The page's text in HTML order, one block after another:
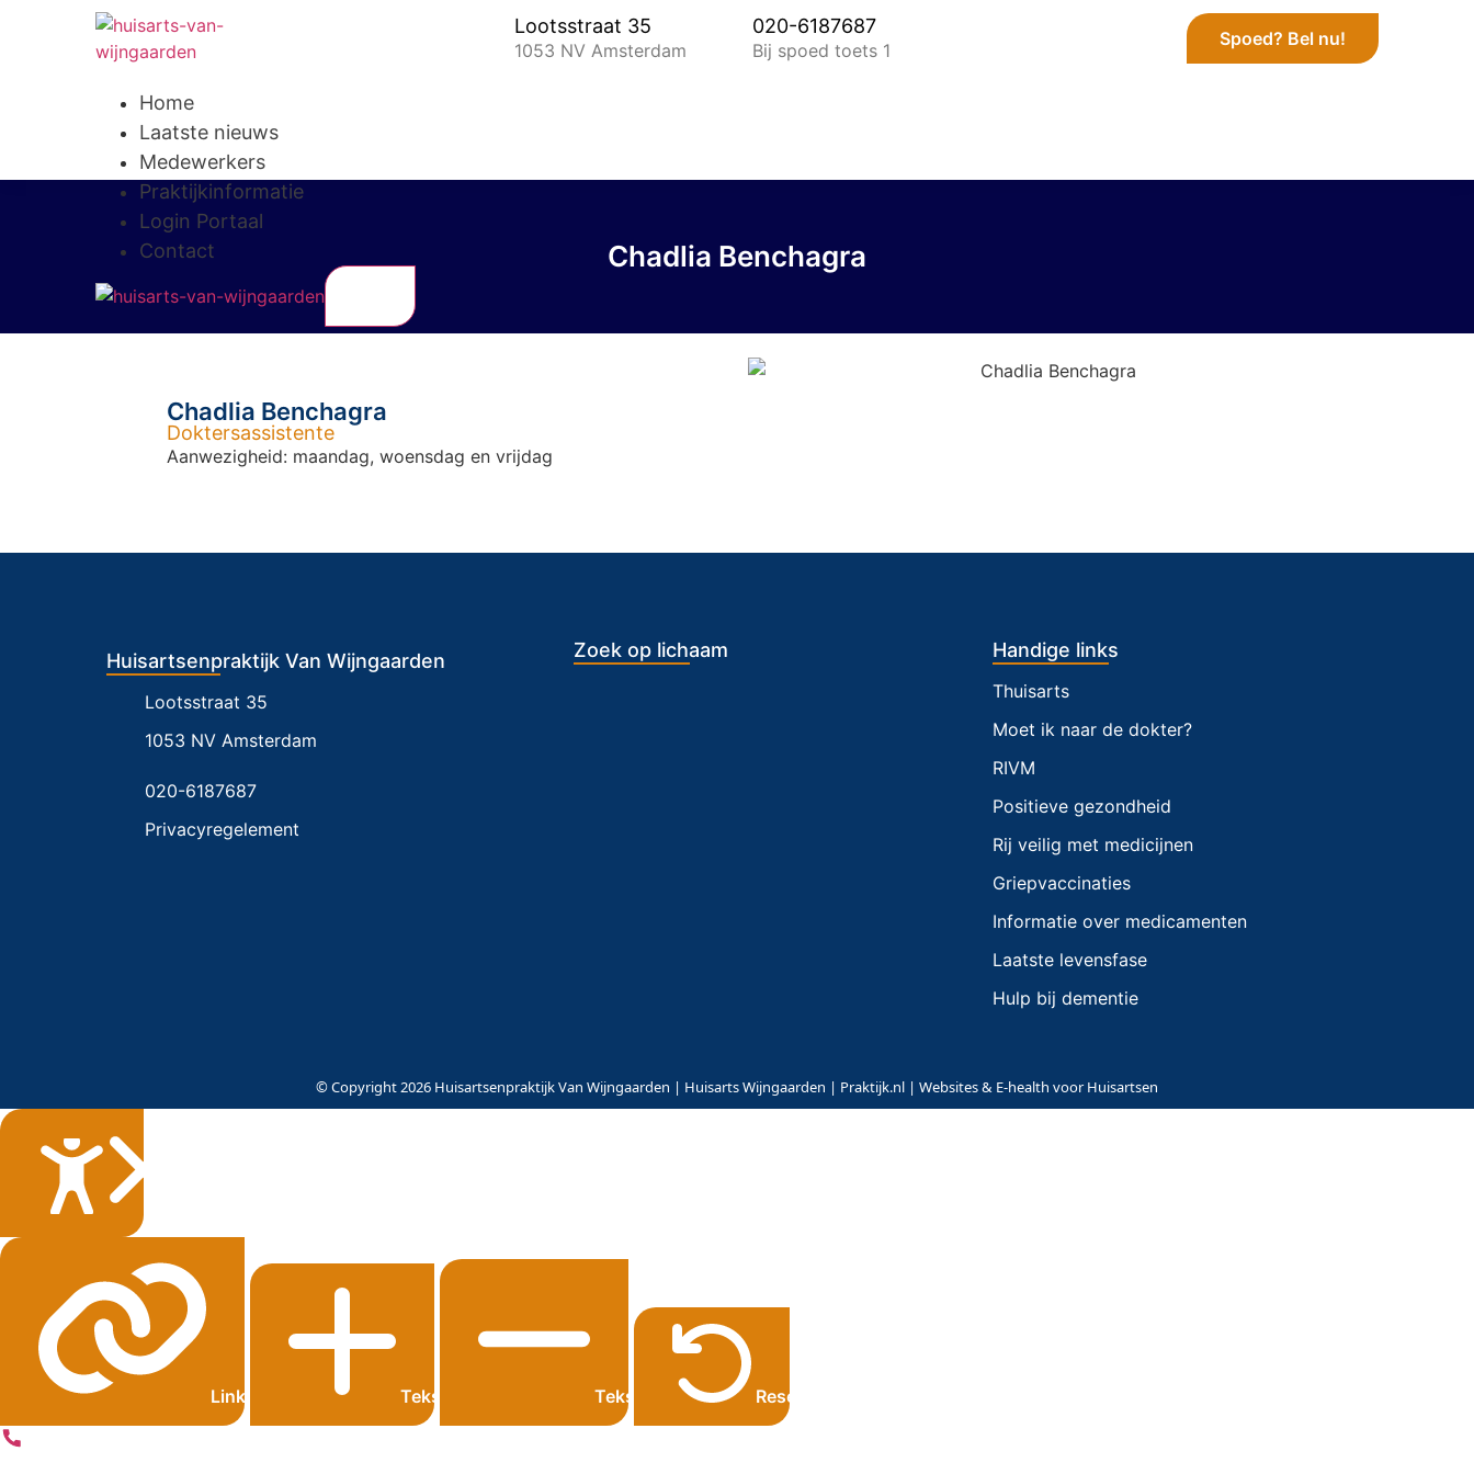
Lootsstraat 35
1053 NV Amsterdam
020-6187687
Bij spoed toets 1
Spoed? Bel nu!
Home
Laatste nieuws
Medewerkers
Praktijkinformatie
Login Portaal
Contact
Chadlia Benchagra
Chadlia Benchagra
Doktersassistente
Aanwezigheid: maandag, woensdag en vrijdag
Huisartsenpraktijk Van Wijngaarden
Lootsstraat 35
1053 NV Amsterdam
020-6187687
Privacyregelement
Zoek op lichaam Handige links
Thuisarts
Moet ik naar de dokter?
RIVM
Positieve gezondheid
Rij veilig met medicijnen
Griepvaccinaties
Informatie over medicamenten
Laatste levensfase
Hulp bij dementie
© Copyright 2026 Huisartsenpraktijk Van Wijngaarden | Huisarts Wijngaarden | Praktijk.nl | Websites & E-health voor Huisartsen
Links onderstrepen Tekst groter Tekst kleiner Resetten